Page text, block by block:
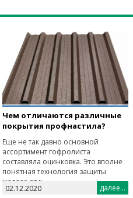
Чем отличаются различные
покрытия профнастила?
Еще не так давно основной
ассортимент гофролиста
составляла оцинковка. Это вполне
понятная технология защиты
железа от к...
02.12.2020 далее...